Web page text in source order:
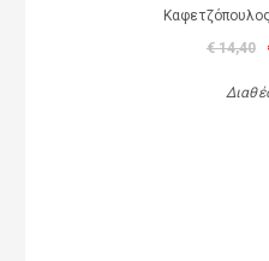
€ 14,40